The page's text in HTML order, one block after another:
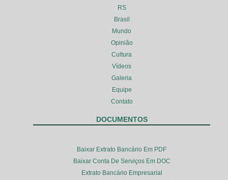
RS
Brasil
Mundo
Opinião
Cultura
Vídeos
Galeria
Equipe
Contato
DOCUMENTOS
Baixar Extrato Bancário Em PDF
Baixar Conta De Serviços Em DOC
Extrato Bancário Empresarial